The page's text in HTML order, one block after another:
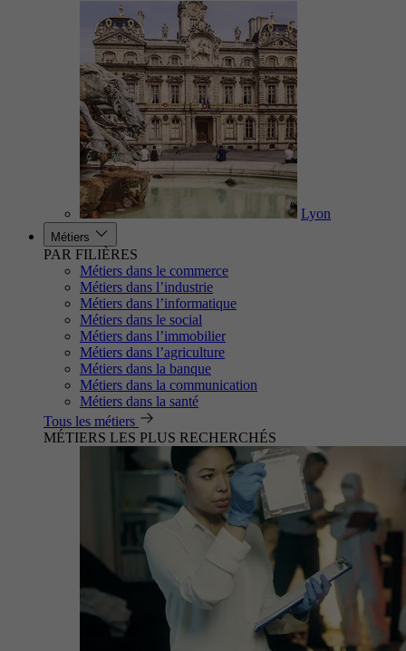
Lyon
Métiers
PAR FILIÈRES
Métiers dans le commerce
Métiers dans l’industrie
Métiers dans l’informatique
Métiers dans le social
Métiers dans l’immobilier
Métiers dans l’agriculture
Métiers dans la banque
Métiers dans la communication
Métiers dans la santé
Tous les métiers
MÉTIERS LES PLUS RECHERCHÉS